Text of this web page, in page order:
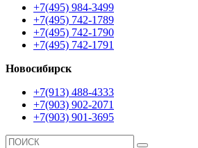
+7(495) 984-3499
+7(495) 742-1789
+7(495) 742-1790
+7(495) 742-1791
Новосибирск
+7(913) 488-4333
+7(903) 902-2071
+7(903) 901-3695